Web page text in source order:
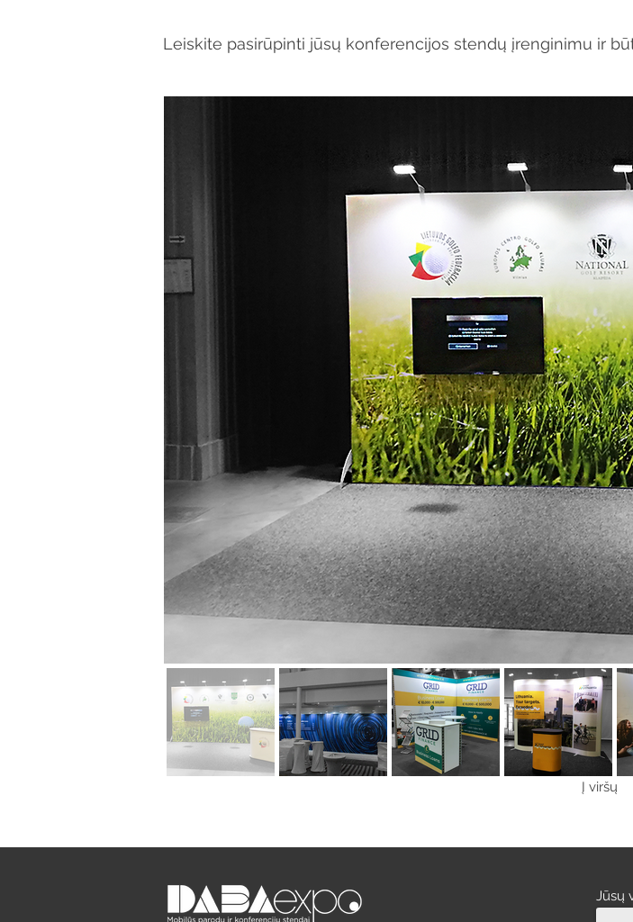
Leiskite pasirūpinti jūsų konferencijos stendų įrenginimu ir
Į viršų
Jūsų